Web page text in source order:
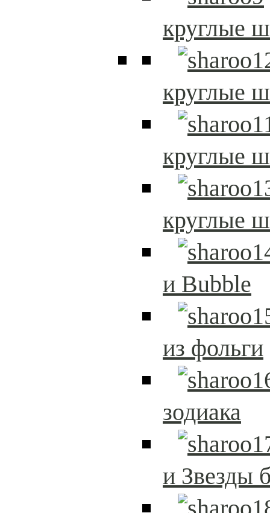
круглые
круглые
круглые
круглые
и Bubble
из фольги
зодиака
и Звезды